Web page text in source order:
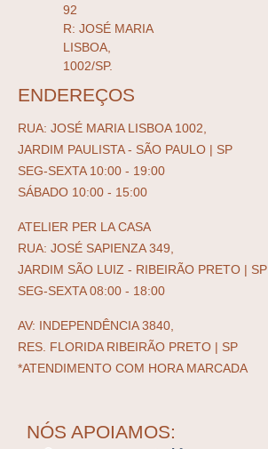
92
R: JOSÉ MARIA
LISBOA,
1002/SP.
ENDEREÇOS
RUA: JOSÉ MARIA LISBOA 1002,
JARDIM PAULISTA - SÃO PAULO | SP
SEG-SEXTA 10:00 - 19:00
SÁBADO 10:00 - 15:00
ATELIER PER LA CASA
RUA: JOSÉ SAPIENZA 349,
JARDIM SÃO LUIZ - RIBEIRÃO PRETO | SP
SEG-SEXTA 08:00 - 18:00
AV: INDEPENDÊNCIA 3840,
RES. FLORIDA RIBEIRÃO PRETO | SP
*ATENDIMENTO COM HORA MARCADA
NÓS APOIAMOS: